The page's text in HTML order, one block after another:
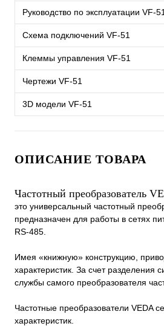
Руководство по эксплуатации VF-51
Схема подключений VF-51
Клеммы управления VF-51
Чертежи VF-51
3D модели VF-51
ОПИСАНИЕ ТОВАРА
Частотный преобразователь
это универсальный частотный
предназначен для работы в сетях
RS-485.
Имея «книжную» конструкцию,
характеристик. За счет
службы самого преобразователя
Частотные преобразователи VEDA
характеристик.